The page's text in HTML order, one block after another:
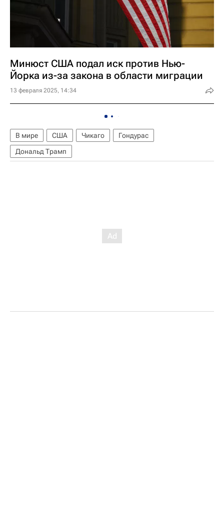
Минюст США подал иск против Нью-
Йорка из-за закона в области миграции
13 февраля 2025, 14:34
В мире США Чикаго
Гондурас
Дональд Трамп